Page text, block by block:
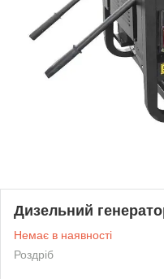
Дизельний
Немає в наявності
Роздріб